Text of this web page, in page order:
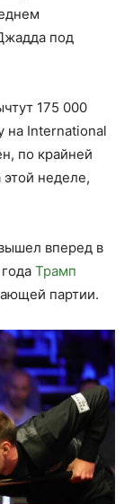
под
175 000
на International
по крайней
этой неделе,
вперед в
Трамп
партии.